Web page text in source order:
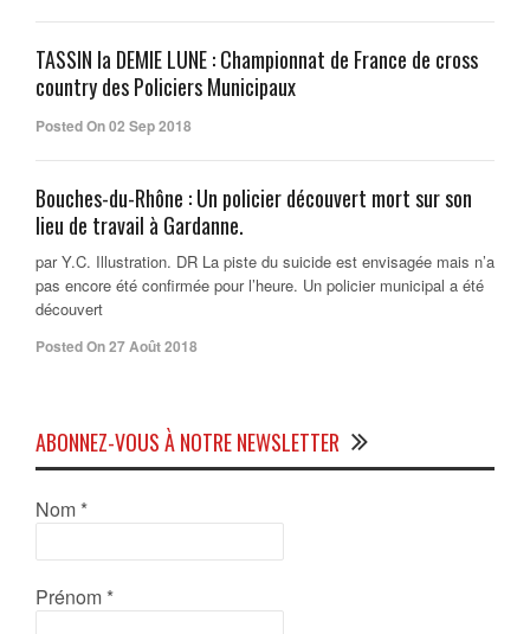
TASSIN la DEMIE LUNE : Championnat de France de cross
country des Policiers Municipaux
Posted On 02 Sep 2018
Bouches-du-Rhône : Un policier découvert mort sur son
lieu de travail à Gardanne.
par Y.C. Illustration. DR La piste du suicide est envisagée mais n’a
pas encore été confirmée pour l’heure. Un policier municipal a été
découvert
Posted On 27 Août 2018
ABONNEZ-VOUS À NOTRE NEWSLETTER
Nom *
Prénom *